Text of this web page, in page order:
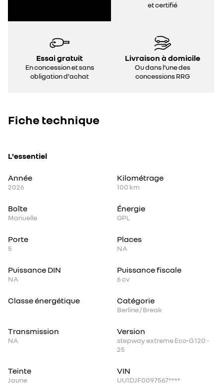
et certifié
Essai gratuit
En concession et sans
obligation d'achat
Livraison à domicile
Ou dans l'une des
concessions RRG
Fiche technique
L'essentiel
Année
2026
Kilométrage
100 km
Boîte
Manuelle
Énergie
GPL
Porte
5
Places
NA
Puissance DIN
NA
Puissance fiscale
6cv
Classe énergétique Catégorie
Berline / Break
Transmission
NA
Version
stepway extreme Eco-G 120 -
25
Teinte
Jaune
VIN
UU1DJF0097567****